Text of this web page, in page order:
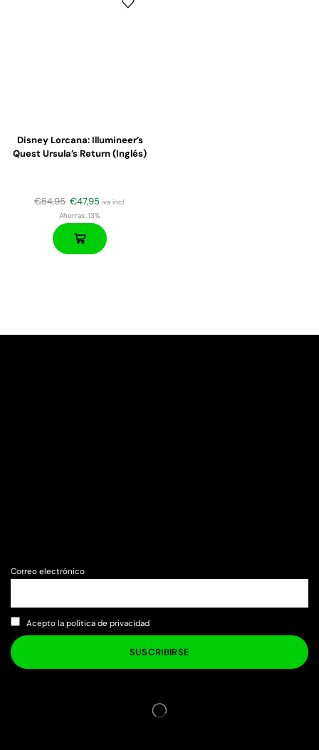
Disney Lorcana: Illumineer’s
Quest Ursula’s Return (Inglés)
€54,95 €47,95 iva incl.
Ahorras: 13%
Correo electrónico
Acepto la política de privacidad